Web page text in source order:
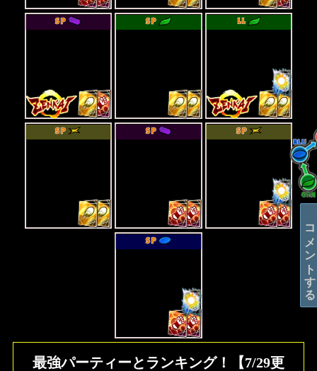
SP SP LL
SP SP SP
SP
最強パーティーとランキング！【7/29更
コメントする